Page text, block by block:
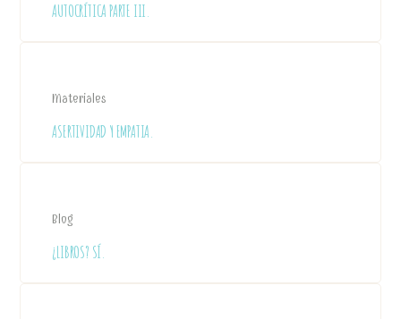
AUTOCRÍTICA PARTE III.
Materiales
ASERTIVIDAD Y EMPATIA.
Blog
¿LIBROS? SÍ.